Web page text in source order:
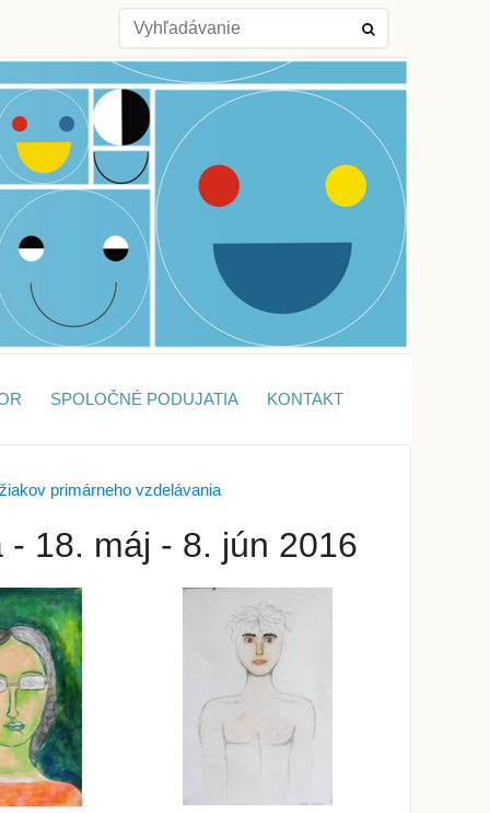
SPOLOČNÉ PODUJATIA KONTAKT
primárneho vzdelávania
18. máj - 8. jún 2016